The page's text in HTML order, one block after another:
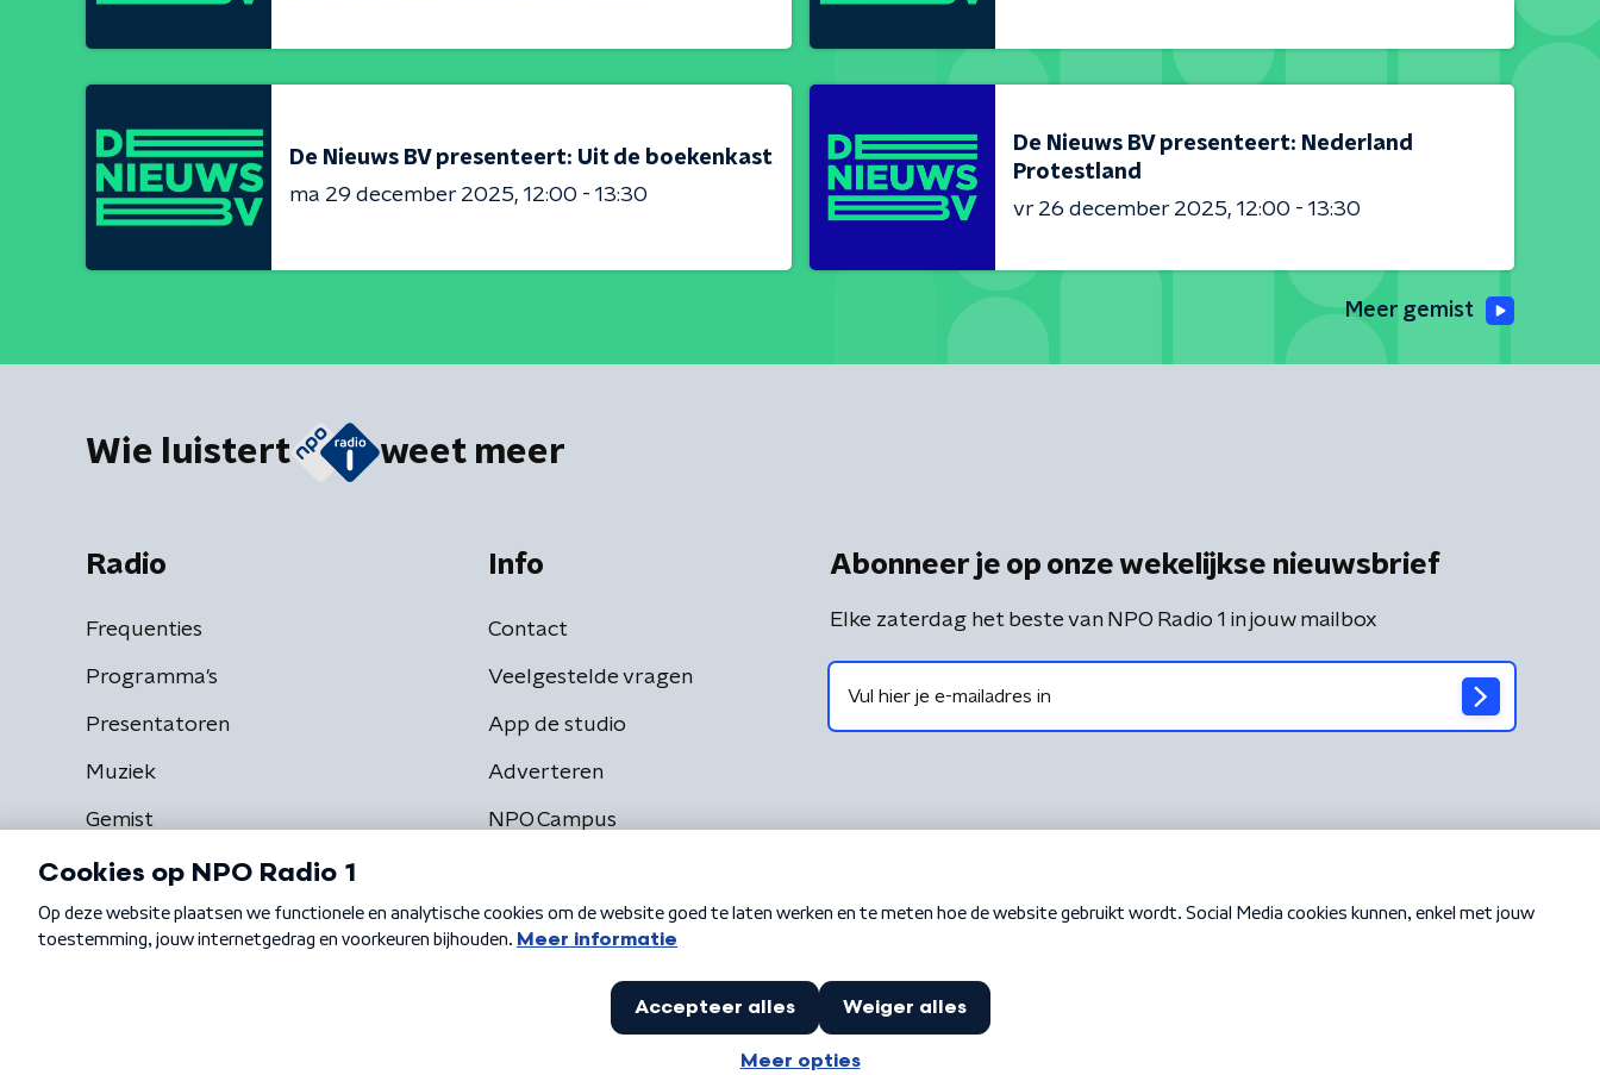
De Nieuws BV presenteert: Uit de boekenkast
ma 29 december 2025 12:00 - 13:30
De Nieuws BV presenteert: Nederland
Protestland
vr 26 december 2025 12:00 - 13:30
Meer gemist
Wie luistert weet meer
Radio
Frequenties
Programma's
Presentatoren
Muziek
Gemist
Info
Contact
Veelgestelde vragen
App de studio
Adverteren
NPO Campus
Abonneer je op onze wekelijkse nieuwsbrief
Elke zaterdag het beste van NPO Radio 1 in jouw mailbox
Algemene voorwaarden Privacybeleid